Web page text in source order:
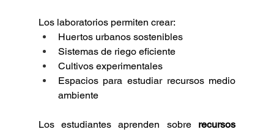
Los laboratorios permiten crear:
Huertos urbanos sostenibles
Sistemas de riego eficiente
Cultivos experimentales
Espacios para estudiar recursos medio
ambiente
Los estudiantes aprenden sobre recursos